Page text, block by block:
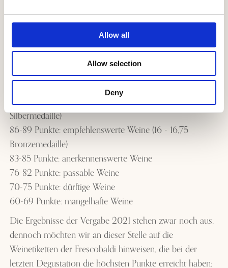
Allow all
Allow selection
Deny
Hier werden beide Modelle (Parker und Robinson) für
eine ganz individuelle Klassifizierung verwendet:
98-100 Punkte: hervorragende Weine (19,5 - 20
95-97 Punkte: außergewöhnliche Weine (18,5 - 19,25
90-94 Punkte: sehr zu empfehlende Weine (17,25 - 18,25
Silbermedaille)
86-89 Punkte: empfehlenswerte Weine (16 - 16,75
Bronzemedaille)
83-85 Punkte: anerkennenswerte Weine
76-82 Punkte: passable Weine
70-75 Punkte: dürftige Weine
60-69 Punkte: mangelhafte Weine
Die Ergebnisse der Vergabe 2021 stehen zwar noch aus,
dennoch möchten wir an dieser Stelle auf die
Weinetiketten der Frescobaldi hinweisen, die bei der
letzten Degustation die höchsten Punkte erreicht haben: